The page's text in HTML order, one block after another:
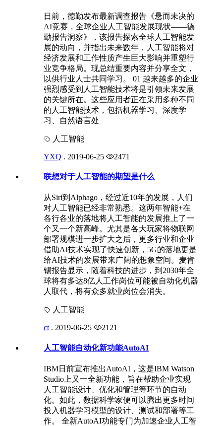
日前，德勤发布最新调查报告《悬而未决的
AI竞赛，全球企业人工智能发展现状——德
勤报告洞察》，该报告探索全球人工智能发
展的动向，并指出未来数年，人工智能将对
经济发展和工作性质产生巨大影响并重塑行
业竞争格局。现总结重要内容并分享全文，
以供行业人士共同学习。 01 越来越多的企业
强烈感受到人工智能技术将是引领未来发展
的关键所在。这些应用者正在采用多种不同
的人工智能技术，包括机器学习、深度学
习、自然语言处
人工智能
YXQ . 2019-06-25 2471
联想对于人工智能的期望是什么
从Siri到Alphago，经过近10年的发展，人们
对人工智能已经非常熟悉。这两年智能+在
各行各业的落地将人工智能的发展推上了一
个又一个新高峰。尤其是各大玩家将物联网
部署规模进一步扩大之后，更多行业和企业
借助AI技术实现了快速创新，5G的落地更是
给AI技术的发展带来广阔的想象空间。麦肯
锡报告显示，随着科技的进步，到2030年全
球将有多达8亿人工作岗位可能被自动化机器
人取代，将有众多就业岗位会消失。
人工智能
ct . 2019-06-25 2121
人工智能自动化新功能AutoAI
IBM日前宣布推出AutoAI，这是IBM Watson
Studio上又一全新功能，旨在帮助企业实现
人工智能设计、优化和管理等环节的自动
化。如此，数据科学家便可以腾出更多时间
投入机器学习模型的设计、测试和部署等工
作。 全新AutoAI功能专门为加速企业人工智